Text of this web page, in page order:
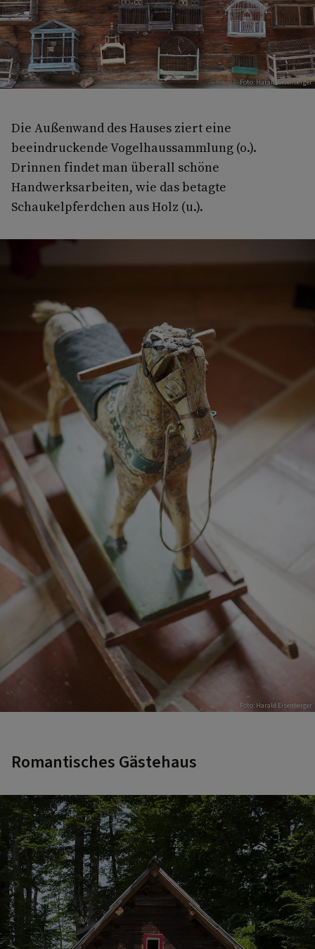
Foto: Harald Eisenberger
Die Außenwand des Hauses ziert eine
beeindruckende Vogelhaussammlung (o.).
Drinnen findet man überall schöne
Handwerksarbeiten, wie das betagte
Schaukelpferdchen aus Holz (u.).
Foto: Harald Eisenberger
Romantisches Gästehaus